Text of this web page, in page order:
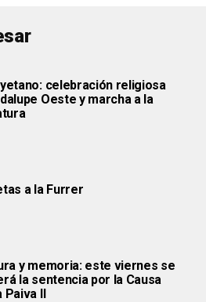
celebración religiosa
Oeste y marcha a la
a la Furrer
y memoria: este viernes se
la sentencia por la Causa
Paiva II